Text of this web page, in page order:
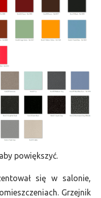
powiększyć.
się w salonie,
Grzejnik